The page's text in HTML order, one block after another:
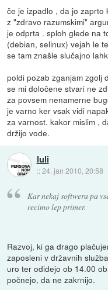
če je izpadlo , da jo zaprto
z "zdravo razumskimi"
je odprta . sploh glede na
(debian, selinux) vejah le
se tam znašle slučajno
poldi pozab zganjam zgolj
se mi določene stvari ne
za povsem nenamerne
je varno ker vsak vidi
za varnost. kakor mislim ,
držijo vode.
luli
::24. jan 2010, 20:58
Kar nekaj softwera pa
recimo lep primer.
Razvoj, ki ga drago
zaposleni v državnih
uro ter odidejo ob 14.00
počnejo, da ne zakrnijo.